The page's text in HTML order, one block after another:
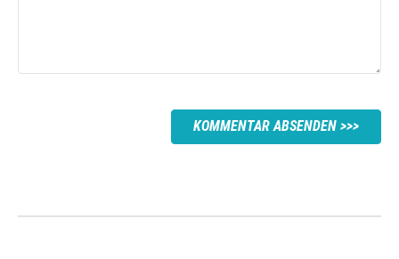
KOMMENTAR ABSENDEN